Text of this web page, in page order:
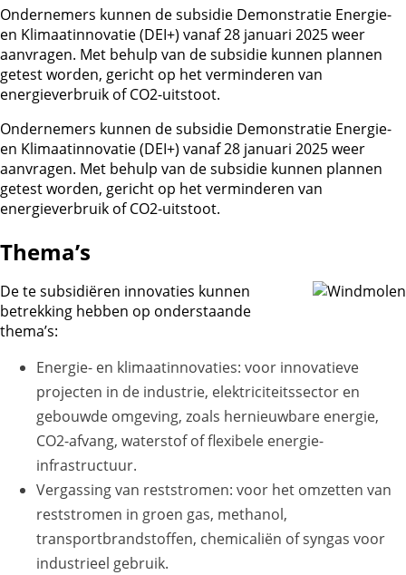
Ondernemers kunnen de subsidie Demonstratie Energie-
en Klimaatinnovatie (DEI+) vanaf 28 januari 2025 weer
aanvragen. Met behulp van de subsidie kunnen plannen
getest worden, gericht op het verminderen van
energieverbruik of CO2-uitstoot.
Ondernemers kunnen de subsidie Demonstratie Energie-
en Klimaatinnovatie (DEI+) vanaf 28 januari 2025 weer
aanvragen. Met behulp van de subsidie kunnen plannen
getest worden, gericht op het verminderen van
energieverbruik of CO2-uitstoot.
Thema’s
De te subsidiëren innovaties kunnen
betrekking hebben op onderstaande
thema’s:
Energie- en klimaatinnovaties: voor innovatieve
projecten in de industrie, elektriciteitssector en
gebouwde omgeving, zoals hernieuwbare energie,
CO2-afvang, waterstof of flexibele energie-
infrastructuur.
Vergassing van reststromen: voor het omzetten van
reststromen in groen gas, methanol,
transportbrandstoffen, chemicaliën of syngas voor
industrieel gebruik.